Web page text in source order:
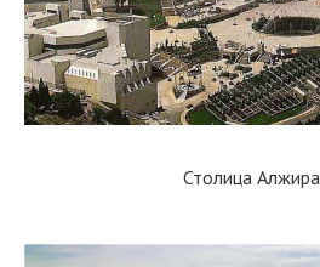
Столица Алжира